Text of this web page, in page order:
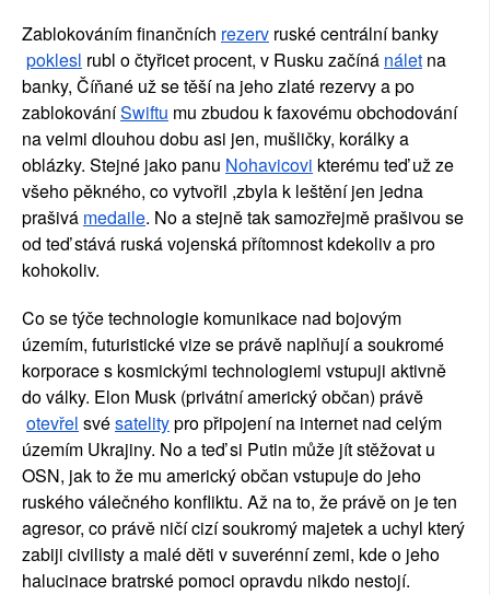
Zablokováním finančních rezerv ruské centrální banky
poklesl rubl o čtyřicet procent, v Rusku začíná nálet na
banky, Číňané už se těší na jeho zlaté rezervy a po
zablokováníSwiftu mu zbudou k faxovému obchodování
na velmi dlouhou dobu asi jen, mušličky, korálky a
oblázky. Stejné jako panu Nohavicovi kterému teď už ze
všeho pěkného, co vytvořil ,zbyla k leštění jen jedna
prašivá medaile. No a stejně tak samozřejmě prašivou se
od teď stává ruská vojenská přítomnost kdekoliv a pro
kohokoliv.
Co se týče technologie komunikace nad bojovým
územím, futuristické vize se právě naplňují a soukromé
korporace s kosmickými technologiemi vstupuji aktivně
do války. Elon Musk (privátní americký občan) právě
otevřel svésatelity pro připojení na internet nad celým
územím Ukrajiny. No a teď si Putin může jít stěžovat u
OSN, jak to že mu americký občan vstupuje do jeho
ruského válečného konfliktu. Až na to, že právě on je ten
agresor, co právě ničí cizí soukromý majetek a uchyl který
zabiji civilisty a malé děti v suverénní zemi, kde o jeho
halucinace bratrské pomoci opravdu nikdo nestojí.